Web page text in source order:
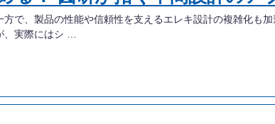
で、製品の性能や信頼性を支えるエレキ設計の複雑化も
、実際にはシ …